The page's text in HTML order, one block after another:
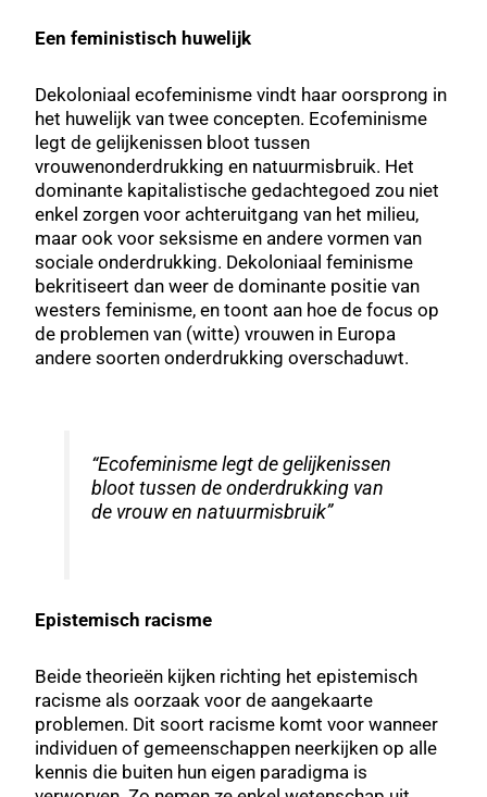
Een feministisch huwelijk
Dekoloniaal ecofeminisme vindt haar oorsprong in
het huwelijk van twee concepten. Ecofeminisme
legt de gelijkenissen bloot tussen
vrouwenonderdrukking en natuurmisbruik. Het
dominante kapitalistische gedachtegoed zou niet
enkel zorgen voor achteruitgang van het milieu,
maar ook voor seksisme en andere vormen van
sociale onderdrukking. Dekoloniaal feminisme
bekritiseert dan weer de dominante positie van
westers feminisme, en toont aan hoe de focus op
de problemen van (witte) vrouwen in Europa
andere soorten onderdrukking overschaduwt.
“Ecofeminisme legt de gelijkenissen
bloot tussen de onderdrukking van
de vrouw en natuurmisbruik”
Epistemisch racisme
Beide theorieën kijken richting het epistemisch
racisme als oorzaak voor de aangekaarte
problemen. Dit soort racisme komt voor wanneer
individuen of gemeenschappen neerkijken op alle
kennis die buiten hun eigen paradigma is